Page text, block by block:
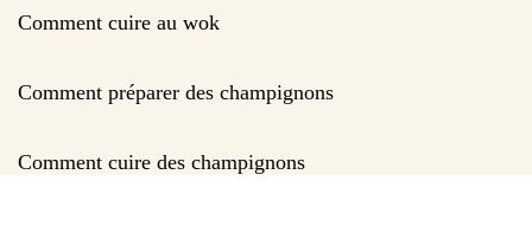
Comment cuire au wok
Comment préparer des champignons
Comment cuire des champignons